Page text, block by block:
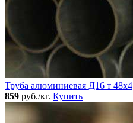
Труба алюминиевая Д16 т 48х4
859 руб./кг. Купить